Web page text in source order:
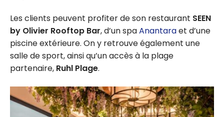
Les clients peuvent profiter de son restaurant SEEN
by Olivier Rooftop Bar, d’un spaAnantaraet d’une
piscine extérieure. On y retrouve également une
salle de sport, ainsi qu’un accès à la plage
partenaire, Ruhl Plage.